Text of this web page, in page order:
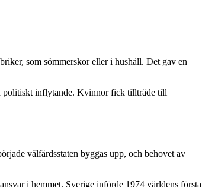
som sömmerskor eller i hushåll. Det gav en
politiskt inflytande. Kvinnor fick tillträde till
välfärdsstaten byggas upp, och behovet av
i hemmet. Sverige införde 1974 världens första